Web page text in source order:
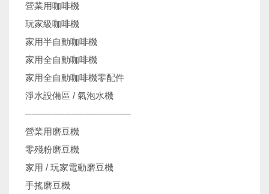
營業用咖啡機
玩家級咖啡機
家用半自動咖啡機
家用全自動咖啡機
家用全自動咖啡機零配件
淨水設備區 / 氣泡水機
────────────────
營業用磨豆機
零殘粉磨豆機
家用 / 玩家電動磨豆機
手搖磨豆機